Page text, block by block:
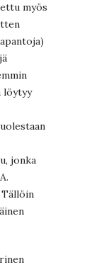
myös
löytyy
jonka